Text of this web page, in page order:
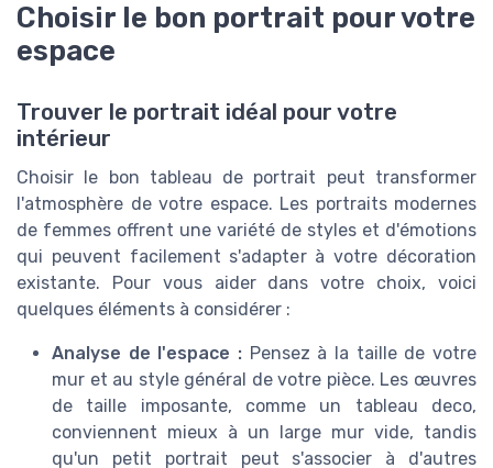
Choisir le bon portrait pour votre
espace
Trouver le portrait idéal pour votre
intérieur
Choisir le bon tableau de portrait peut transformer
l'atmosphère de votre espace. Les portraits modernes
de femmes offrent une variété de styles et d'émotions
qui peuvent facilement s'adapter à votre décoration
existante. Pour vous aider dans votre choix, voici
quelques éléments à considérer :
Analyse de l'espace : Pensez à la taille de votre
mur et au style général de votre pièce. Les œuvres
de taille imposante, comme un tableau deco,
conviennent mieux à un large mur vide, tandis
qu'un petit portrait peut s'associer à d'autres